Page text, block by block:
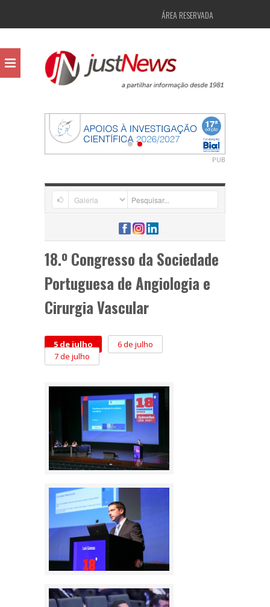
ÁREA RESERVADA
PUB
18.º Congresso da Sociedade
Portuguesa de Angiologia e
Cirurgia Vascular
5 de julho
6 de julho
7 de julho